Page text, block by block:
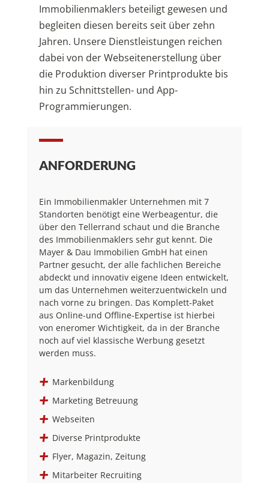
Immobilienmaklers beteiligt gewesen und
begleiten diesen bereits seit über zehn
Jahren. Unsere Dienstleistungen reichen
dabei von der Webseitenerstellung über
die Produktion diverser Printprodukte bis
hin zu Schnittstellen- und App-
Programmierungen.
ANFORDERUNG
Ein Immobilienmakler Unternehmen mit 7
Standorten benötigt eine Werbeagentur, die
über den Tellerrand schaut und die Branche
des Immobilienmaklers sehr gut kennt. Die
Mayer & Dau Immobilien GmbH hat einen
Partner gesucht, der alle fachlichen Bereiche
abdeckt und innovativ eigene Ideen entwickelt,
um das Unternehmen weiterzuentwickeln und
nach vorne zu bringen. Das Komplett-Paket
aus Online-und Offline-Expertise ist hierbei
von eneromer Wichtigkeit, da in der Branche
noch auf viel klassische Werbung gesetzt
werden muss.
Markenbildung
Marketing Betreuung
Webseiten
Diverse Printprodukte
Flyer, Magazin, Zeitung
Mitarbeiter Recruiting